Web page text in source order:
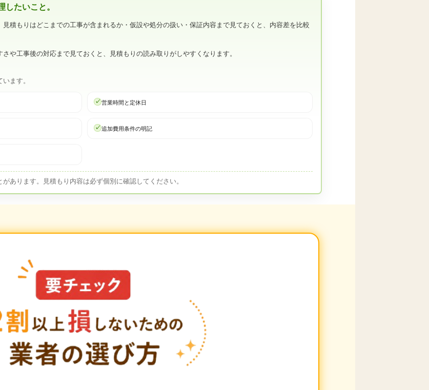
たいこと。
積もりはどこまでの工事が含まれるか・仮設や処分の扱い・保証内容まで見ておくと、内容差を比較
や工事後の対応まで見ておくと、見積もりの読み取りがしやすくなります。
ます。
営業時間と定休日
追加費用条件の明記
あります。見積もり内容は必ず個別に確認してください。